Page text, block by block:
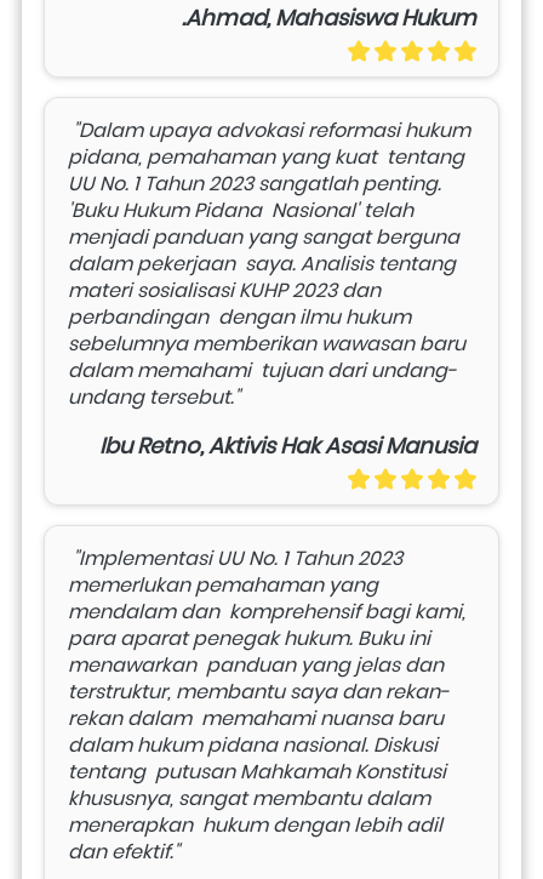
.Ahmad, Mahasiswa Hukum
pidana, pemahaman yang kuat  tentang
UU No. 1 Tahun 2023 sangatlah penting.
'Buku Hukum Pidana  Nasional' telah
menjadi panduan yang sangat berguna
dalam pekerjaan  saya. Analisis tentang
materi sosialisasi KUHP 2023 dan
perbandingan  dengan ilmu hukum
sebelumnya memberikan wawasan baru
dalam memahami  tujuan dari undang-
undang tersebut."
Ibu Retno, Aktivis Hak Asasi Manusia
memerlukan pemahaman yang
mendalam dan  komprehensif bagi kami,
para aparat penegak hukum. Buku ini
menawarkan  panduan yang jelas dan
terstruktur, membantu saya dan rekan-
rekan dalam  memahami nuansa baru
dalam hukum pidana nasional. Diskusi
tentang  putusan Mahkamah Konstitusi
khususnya, sangat membantu dalam
menerapkan  hukum dengan lebih adil
dan efektif."